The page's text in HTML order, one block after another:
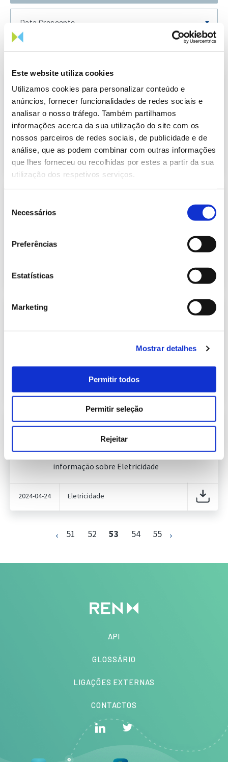
Este website utiliza cookies
Utilizamos cookies para personalizar conteúdo e
anúncios, fornecer funcionalidades de redes sociais e
analisar o nosso tráfego. Também partilhamos
informações acerca da sua utilização do site com os
nossos parceiros de redes sociais, de publicidade e de
análise, que as podem combinar com outras informações
que lhes forneceu ou recolhidas por estes a partir da sua
utilização dos respetivos serviços.
Necessários
Preferências
Estatísticas
Marketing
Mostrar detalhes
Permitir todos
Permitir seleção
Rejeitar
Data Crescente
244.25 Kb
Eletroprodutor da semana 13 de
2024
Publicação com periodicidade semanal, com
informação sobre Eletricidade
2024-04-02 Eletricidade
245.98 Kb 2024
2024
informação sobre Eletricidade
Eletricidade
Informação Semanal do Sistema
Publicação com periodicidade semanal, com
informação sobre Eletricidade
2024-04-24 Eletricidade
51 52 53 54 55
API
GLOSSÁRIO
LIGAÇÕES EXTERNAS
CONTACTOS